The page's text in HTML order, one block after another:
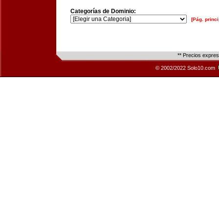
Categorías de Dominio:
[Pág.
** Precios
© 2002/2022 Solo10.com